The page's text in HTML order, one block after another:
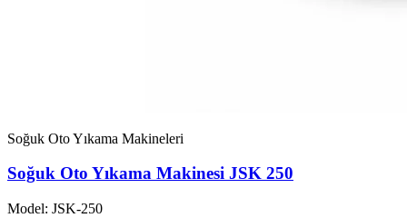
Soğuk Oto Yıkama Makineleri
Soğuk Oto Yıkama Makinesi JSK 250
Model: JSK-250